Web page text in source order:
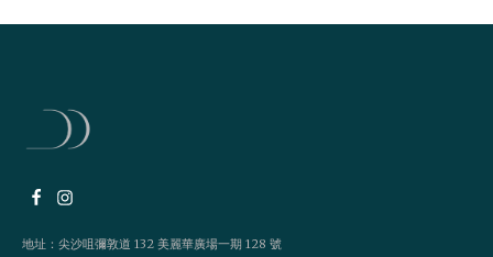
地址：尖沙咀彌敦道 132 美麗華廣場一期 128 號